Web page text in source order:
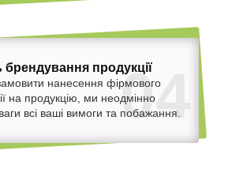
04
брендування продукції
нанесення фірмового
на продукцію, ми неодмінно
всі ваші вимоги та побажання.